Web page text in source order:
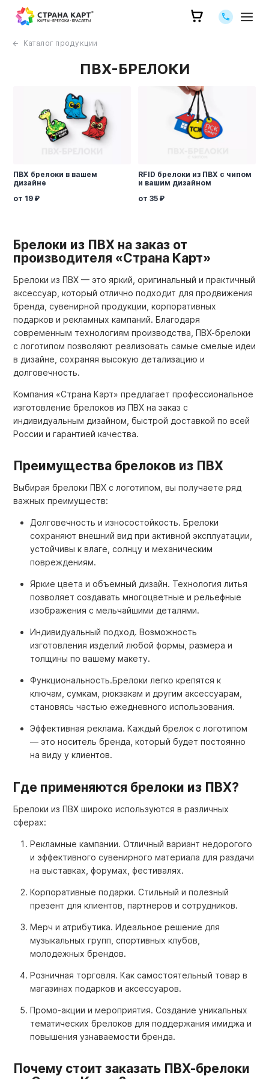
Позвоните
Каталог продукции
ПВХ-БРЕЛОКИ
ПВХ брелоки в вашем
дизайне
от 19
RFID брелоки из ПВХ с чипом
и вашим дизайном
от 35
Брелоки из ПВХ на заказ от
производителя «Страна Карт»
Брелоки из ПВХ — это яркий, оригинальный и практичный
аксессуар, который отлично подходит для продвижения
бренда, сувенирной продукции, корпоративных
подарков и рекламных кампаний. Благодаря
современным технологиям производства, ПВХ-брелоки
с логотипом позволяют реализовать самые смелые идеи
в дизайне, сохраняя высокую детализацию и
долговечность.
Компания «Страна Карт» предлагает профессиональное
изготовление брелоков из ПВХ на заказ с
индивидуальным дизайном, быстрой доставкой по всей
России и гарантией качества.
Преимущества брелоков из ПВХ
Выбирая брелоки ПВХ с логотипом, вы получаете ряд
важных преимуществ:
Долговечность и износостойкость. Брелоки
сохраняют внешний вид при активной эксплуатации,
устойчивы к влаге, солнцу и механическим
повреждениям.
Яркие цвета и объемный дизайн. Технология литья
позволяет создавать многоцветные и рельефные
изображения с мельчайшими деталями.
Индивидуальный подход. Возможность
изготовления изделий любой формы, размера и
толщины по вашему макету.
Функциональность.Брелоки легко крепятся к
ключам, сумкам, рюкзакам и другим аксессуарам,
становясь частью ежедневного использования.
Эффективная реклама. Каждый брелок с логотипом
— это носитель бренда, который будет постоянно
на виду у клиентов.
Где применяются брелоки из ПВХ?
Брелоки из ПВХ широко используются в различных
сферах:
Рекламные кампании. Отличный вариант недорогого
и эффективного сувенирного материала для раздачи
на выставках, форумах, фестивалях.
Корпоративные подарки. Стильный и полезный
презент для клиентов, партнеров и сотрудников.
Мерч и атрибутика. Идеальное решение для
музыкальных групп, спортивных клубов,
молодежных брендов.
Розничная торговля. Как самостоятельный товар в
магазинах подарков и аксессуаров.
Промо-акции и мероприятия. Создание уникальных
тематических брелоков для поддержания имиджа и
повышения узнаваемости бренда.
Почему стоит заказать ПВХ-брелоки